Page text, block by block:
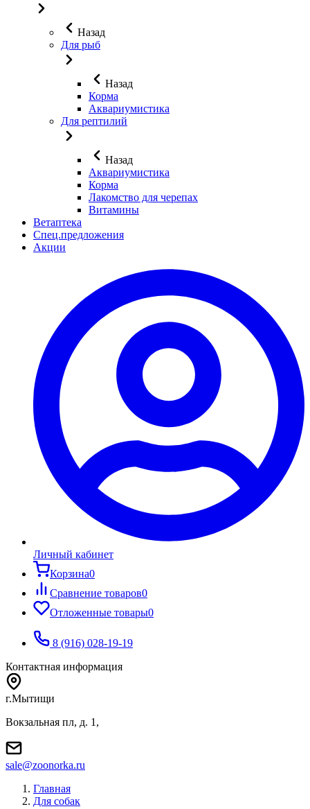
Назад
Для рыб
Назад
Корма
Аквариумистика
Для рептилий
Назад
Аквариумистика
Корма
Лакомство для черепах
Витамины
Ветаптека
Спец.предложения
Акции
Личный кабинет
Корзина0
Сравнение товаров0
Отложенные товары0
8 (916) 028-19-19
Контактная информация
г.Мытищи
Вокзальная пл, д. 1,
sale@zoonorka.ru
Главная
Для собак